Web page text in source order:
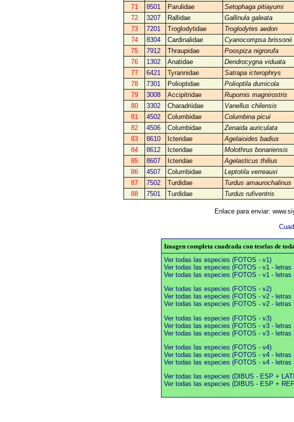
71
8501 Parulidae Setophaga pitiayumi
72
3207 Rallidae Gallinula galeata
73
7201 Troglodytidae Troglodytes aedon
74
8304 Cardinalidae Cyanocompsa brissonii
75
7912 Thraupidae Poospiza nigrorufa
76
1302 Anatidae Dendrocygna viduata
77
6421 Tyrannidae Satrapa icterophrys
78
7301 Polioptidae Polioptila dumicola
79
3008 Accipitridae Rupornis magnirostris
80
3302 Charadriidae Vanellus chilensis
81
4502 Columbidae Columbina picui
82
4506 Columbidae Zenaida auriculata
83
8610 Icteridae Agelaioides badius
84
8612 Icteridae Molothrus bonariensis
85
8607 Icteridae Agelasticus thilius
86
4507 Columbidae Leptotila verreauxi
87
7502 Turdidae Turdus amaurochalinus
88
7501 Turdidae Turdus rufiventris
Enlace para enviar:
Imagen completa cuadrada con teselas de
Ver todas las especies (FOTOS - v1)
Ver todas las especies (FOTOS - v1 - letras
Ver todas las especies (FOTOS - v1 - letras
Ver todas las especies (FOTOS - v2)
Ver todas las especies (FOTOS - v2 - letras
Ver todas las especies (FOTOS - v2 - letras
Ver todas las especies (FOTOS - v3)
Ver todas las especies (FOTOS - v3 - letras
Ver todas las especies (FOTOS - v3 - letras
Ver todas las especies (FOTOS - v4)
Ver todas las especies (FOTOS - v4 - letras
Ver todas las especies (FOTOS - v4 - letras
Ver todas las especies (DIBUS - ESP +
Ver todas las especies (DIBUS - ESP +